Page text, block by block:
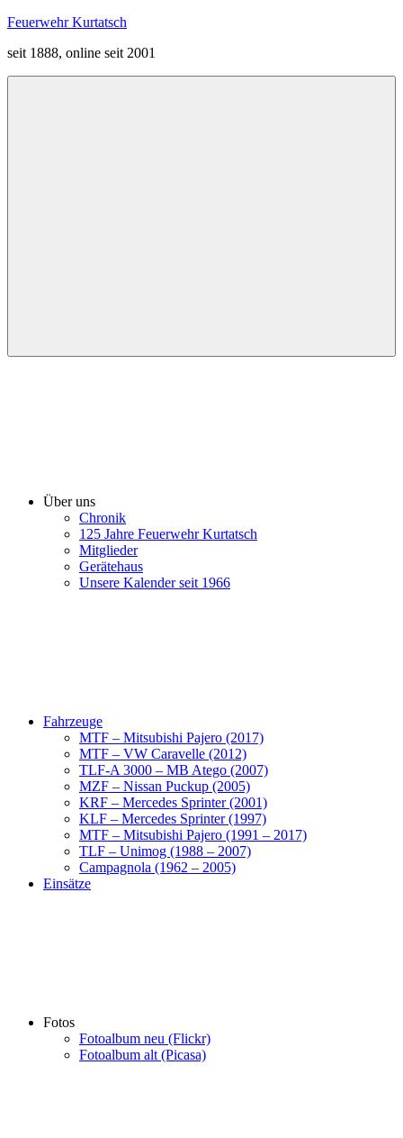
Zum
springen
Feuerwehr Kurtatsch
seit 1888, online seit 2001
Über uns
Chronik
125 Jahre Feuerwehr Kurtatsch
Mitglieder
Gerätehaus
Unsere Kalender seit 1966
Fahrzeuge
MTF – Mitsubishi Pajero (2017)
MTF – VW Caravelle (2012)
TLF-A 3000 – MB Atego (2007)
MZF – Nissan Puckup (2005)
KRF – Mercedes Sprinter (2001)
KLF – Mercedes Sprinter (1997)
MTF – Mitsubishi Pajero (1991 – 2017)
TLF – Unimog (1988 – 2007)
Campagnola (1962 – 2005)
Einsätze
Fotos
Fotoalbum neu (Flickr)
Fotoalbum alt (Picasa)